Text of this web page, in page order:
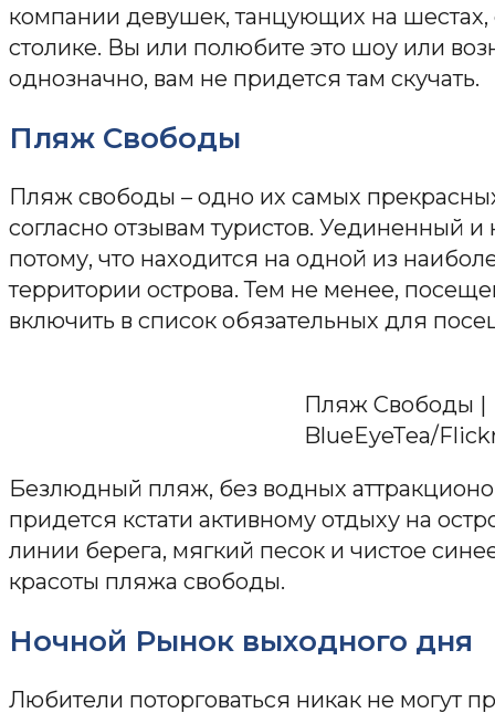
компании девушек, танцующих на
столике. Вы или полюбите это шоу или
однозначно, вам не придется там скучать.
Пляж Свободы
Пляж свободы – одно их самых
согласно отзывам туристов. Уединенный
потому, что находится на одной из
территории острова. Тем не менее,
включить в список обязательных для
Пляж Свободы |
BlueEyeTea/
Безлюдный пляж, без водных
придется кстати активному отдыху на
линии берега, мягкий песок и чистое
красоты пляжа свободы.
Ночной Рынок выходного дня
Любители поторговаться никак не могут